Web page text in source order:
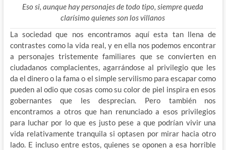
Eso si, aunque hay personajes de todo tipo, siempre queda
clarísimo quienes son los villanos
La sociedad que nos encontramos aquí esta tan llena de
contrastes como la vida real, y en ella nos podemos encontrar
a personajes tristemente familiares que se convierten en
ciudadanos complacientes, agarrándose al privilegio que les
da el dinero o la fama o el simple servilismo para escapar como
pueden al odio que cosas como su color de piel inspira en esos
gobernantes que les desprecian. Pero también nos
encontramos a otros que han renunciado a esos privilegios
para luchar por lo que es justo pese a que podrían vivir una
vida relativamente tranquila si optasen por mirar hacia otro
lado. E incluso entre estos, quienes se oponen a esa horrible